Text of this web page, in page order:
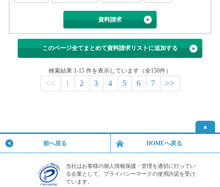
資料請求
このページ全てまとめて資料請求リストに追加する
検索結果 1-15 件を表示しています（全150件）
<< 1 2 3 4 5 6 7 >>
▲
前へ戻る HOMEへ戻る
当社はお客様の個人情報保護・管理を適切に行ってい
る企業として、プライバシーマークの使用許諾を受け
ています。